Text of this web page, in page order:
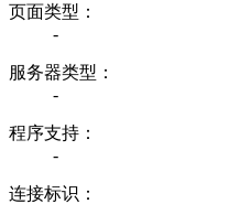
页面类型：
-
服务器类型：
-
程序支持：
-
连接标识：